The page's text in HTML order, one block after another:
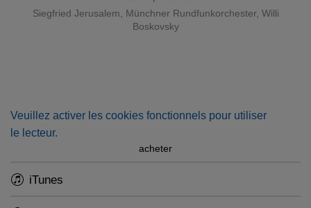
Siegfried Jerusalem
Münchner Rundfunkorchester, Willi
Boskovsky
Veuillez activer les cookies fonctionnels pour utiliser
le lecteur.
acheter
iTunes